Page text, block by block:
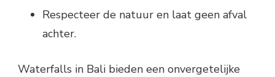
Respecteer de natuur en laat geen afval
achter.
Waterfalls in Bali bieden een onvergetelijke